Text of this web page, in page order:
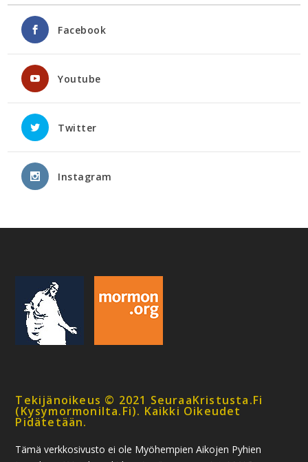
Facebook
Youtube
Twitter
Instagram
Tekijänoikeus © 2021 SeuraaKristusta.fi
(kysymormonilta.fi). Kaikki Oikeudet
Pidätetään.
Tämä verkkosivusto ei ole Myöhempien Aikojen Pyhien